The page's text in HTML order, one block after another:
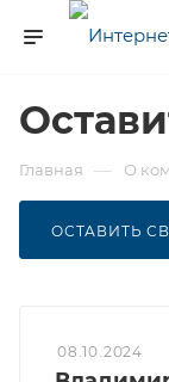
Главная — О
ОСТАВИТЬ
08.10.2024